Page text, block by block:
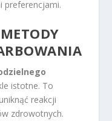
preferencjami.
istotne. To
reakcji
zdrowotnych.